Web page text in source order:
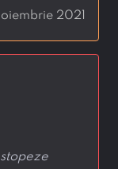
2021